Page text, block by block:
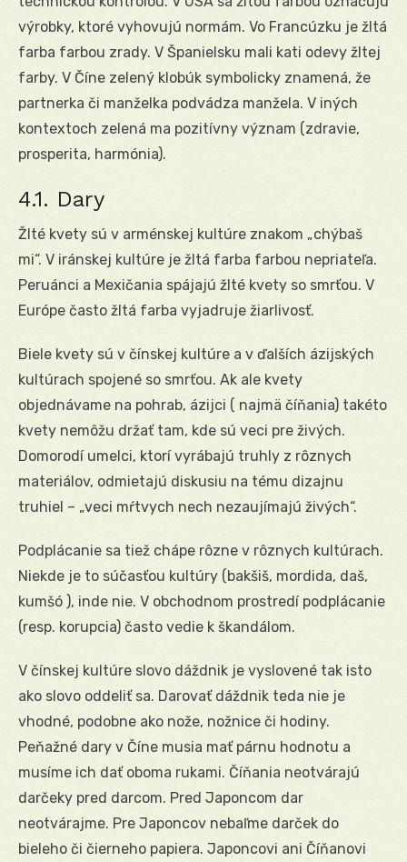
výrobky, ktoré vyhovujú normám. Vo Francúzku je žltá
farba farbou zrady. V Španielsku mali kati odevy žltej
farby. V Číne zelený klobúk symbolicky znamená, že
partnerka či manželka podvádza manžela. V iných
kontextoch zelená ma pozitívny význam (zdravie,
prosperita, harmónia).
4.1. Dary
Žlté kvety sú v arménskej kultúre znakom „chýbaš
mi“. V iránskej kultúre je žltá farba farbou nepriateľa.
Peruánci a Mexičania spájajú žlté kvety so smrťou. V
Európe často žltá farba vyjadruje žiarlivosť.
Biele kvety sú v čínskej kultúre a v ďalších ázijských
kultúrach spojené so smrťou. Ak ale kvety
objednávame na pohrab, ázijci ( najmä číňania) takéto
kvety nemôžu držať tam, kde sú veci pre živých.
Domorodí umelci, ktorí vyrábajú truhly z rôznych
materiálov, odmietajú diskusiu na tému dizajnu
truhiel – „veci mŕtvych nech nezaujímajú živých“.
Podplácanie sa tiež chápe rôzne v rôznych kultúrach.
Niekde je to súčasťou kultúry (bakšiš, mordida, daš,
kumšó ), inde nie. V obchodnom prostredí podplácanie
(resp. korupcia) často vedie k škandálom.
V čínskej kultúre slovo dáždnik je vyslovené tak isto
ako slovo oddeliť sa. Darovať dáždnik teda nie je
vhodné, podobne ako nože, nožnice či hodiny.
Peňažné dary v Číne musia mať párnu hodnotu a
musíme ich dať oboma rukami. Číňania neotvárajú
darčeky pred darcom. Pred Japoncom dar
neotvárajme. Pre Japoncov nebaľme darček do
bieleho či čierneho papiera. Japoncovi ani Číňanovi